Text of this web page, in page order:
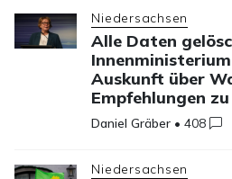
Niedersachsen
Alle Daten
Auskunft über
Empfehlungen
Daniel Gräber •408
Niedersachsen